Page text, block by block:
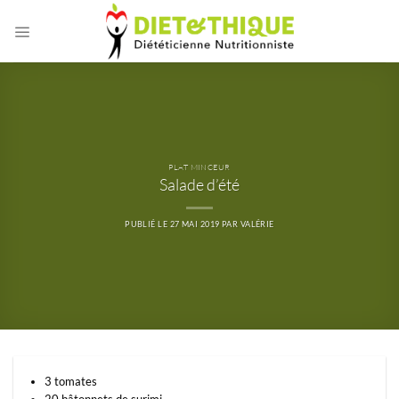
PLAT MINCEUR
Salade d’été
PUBLIÉ LE 27 MAI 2019 PAR VALÉRIE
3 tomates